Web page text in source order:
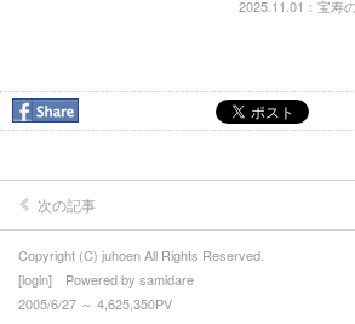
2025.11.01：宝寿
次の記事
Copyright (C) juhoen All Rights Reserved.
[login] Powered by samidare
2005/6/27 ～ 4,625,350PV